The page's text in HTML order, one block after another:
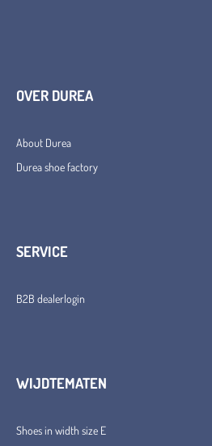
OVER DUREA
About Durea
Durea shoe factory
SERVICE
B2B dealerlogin
WIJDTEMATEN
Shoes in width size E